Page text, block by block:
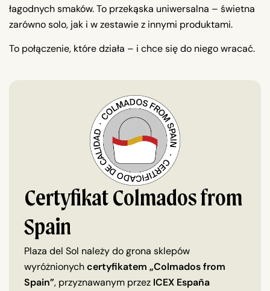
łagodnych smaków. To przekąska uniwersalna – świetna
zarówno solo, jak i w zestawie z innymi produktami.
To połączenie, które działa – i chce się do niego wracać.
Certyfikat Colmados from
Spain
Plaza del Sol należy do grona sklepów
wyróżnionychcertyfikatem „Colmados from
Spain”, przyznawanym przez ICEX España